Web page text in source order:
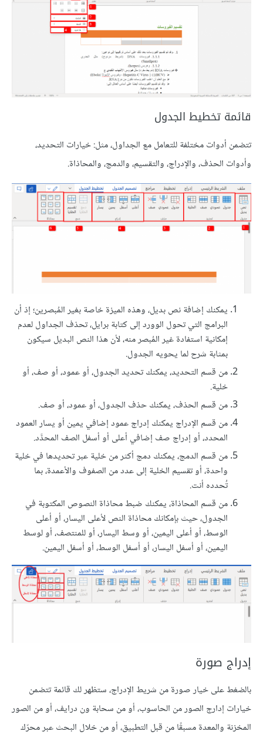
قائمة تخطيط الجدول
تتضمن أدوات مختلفة للتعامل مع الجداول، مثل: خيارات التحديد،
وأدوات الحذف، والإدراج، والتقسيم، والدمج، والمحاذاة.
يمكنك إضافة نص بديل، وهذه الميزة خاصة بغير المُبصرين؛ إذ أن
البرامج التي تحول الوورد إلى كتابة برايل، تحذف الجداول لعدم
إمكانية استفادة غير المُبصر منه، لأن هذا النص البديل سيكون
بمثابة شرح لما يحويه الجدول.
من قسم التحديد، يمكنك تحديد الجدول، أو عمود، أو صف، أو
خلية.
من قسم الحذف، يمكنك حذف الجدول، أو عمود، أو صف.
من قسم الإدراج يمكنك إدراج عمود إضافي يمين أو يسار العمود
المحدد، أو إدراج صف إضافي أعلى أو أسفل الصف المحدَّد.
من قسم الدمج، يمكنك دمج أكثر من خلية عبر تحديدها في خلية
واحدة، أو تقسيم الخلية إلى عدد من الصفوف والأعمدة، بما
تُحدده أنت.
من قسم المحاذاة، يمكنك ضبط محاذاة النصوص المكتوبة في
الجدول، حيث بإمكانك محاذاة النص لأعلى اليسار، أو أعلى
الوسط، أو أعلى اليمين، أو وسط اليسار، أو للمنتصف، أو لوسط
اليمين، أو أسفل اليسار، أو أسفل الوسط، أو أسفل اليمين.
إدراج صورة
بالضغط على خيار صورة من شريط الإدراج، ستظهر لك قائمة تتضمن
خيارات إدارج الصور من الحاسوب، أو من سحابة ون درايف، أو من الصور
المخزنة والمعدة مسبقًا من قبل التطبيق، أو من خلال البحث عبر محرّك